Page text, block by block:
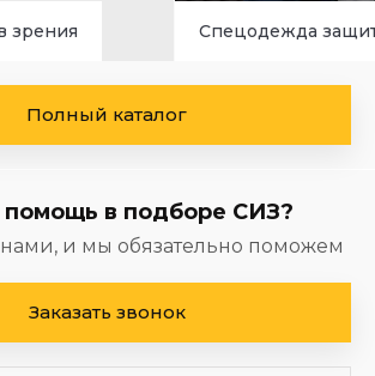
зрения Спецодежда
Полный каталог
в подборе СИЗ?
и мы обязательно поможем
Заказать звонок